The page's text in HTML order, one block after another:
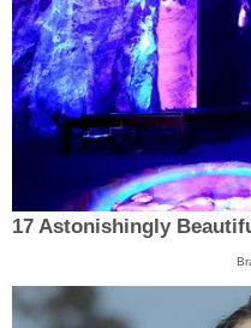
17 Astonishingly